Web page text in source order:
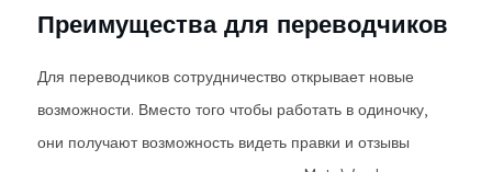
Преимущества для переводчиков
Для переводчиков сотрудничество открывает новые
возможности. Вместо того чтобы работать в одиночку,
они получают возможность видеть правки и отзывы